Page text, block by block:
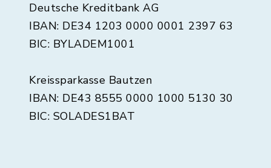
Deutsche Kreditbank AG
IBAN: DE34 1203 0000 0001 2397 63
BIC: BYLADEM1001
Kreissparkasse Bautzen
IBAN: DE43 8555 0000 1000 5130 30
BIC: SOLADES1BAT